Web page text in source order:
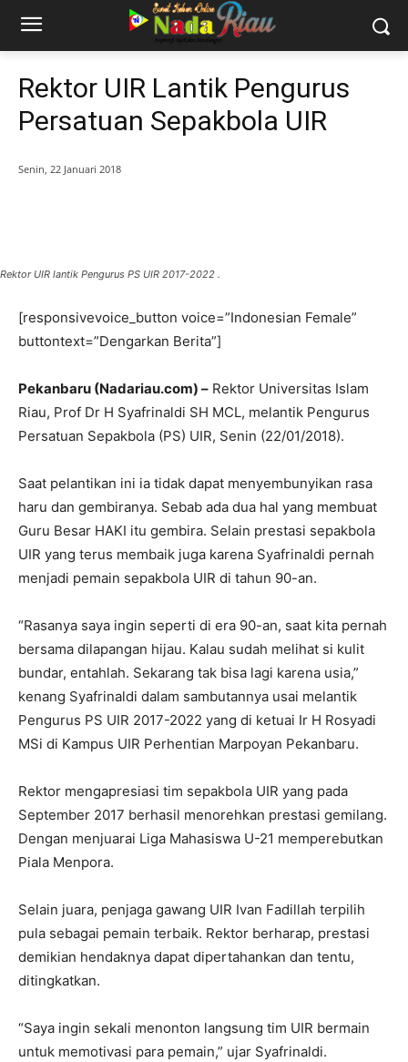
Rektor UIR Lantik Pengurus
Persatuan Sepakbola UIR
Senin, 22 Januari 2018
Rektor UIR lantik Pengurus PS UIR 2017-2022 .
[responsivevoice_button voice=”Indonesian Female”
buttontext=”Dengarkan Berita”]
Pekanbaru (Nadariau.com) – Rektor Universitas Islam
Riau, Prof Dr H Syafrinaldi SH MCL, melantik Pengurus
Persatuan Sepakbola (PS) UIR, Senin (22/01/2018).
Saat pelantikan ini ia tidak dapat menyembunyikan rasa
haru dan gembiranya. Sebab ada dua hal yang membuat
Guru Besar HAKI itu gembira. Selain prestasi sepakbola
UIR yang terus membaik juga karena Syafrinaldi pernah
menjadi pemain sepakbola UIR di tahun 90-an.
“Rasanya saya ingin seperti di era 90-an, saat kita pernah
bersama dilapangan hijau. Kalau sudah melihat si kulit
bundar, entahlah. Sekarang tak bisa lagi karena usia,”
kenang Syafrinaldi dalam sambutannya usai melantik
Pengurus PS UIR 2017-2022 yang di ketuai Ir H Rosyadi
MSi di Kampus UIR Perhentian Marpoyan Pekanbaru.
Rektor mengapresiasi tim sepakbola UIR yang pada
September 2017 berhasil menorehkan prestasi gemilang.
Dengan menjuarai Liga Mahasiswa U-21 memperebutkan
Piala Menpora.
Selain juara, penjaga gawang UIR Ivan Fadillah terpilih
pula sebagai pemain terbaik. Rektor berharap, prestasi
demikian hendaknya dapat dipertahankan dan tentu,
ditingkatkan.
“Saya ingin sekali menonton langsung tim UIR bermain
untuk memotivasi para pemain,” ujar Syafrinaldi.